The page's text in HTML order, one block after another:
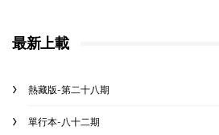
最新上載
熱藏版-第二十八期
單行本-八十二期